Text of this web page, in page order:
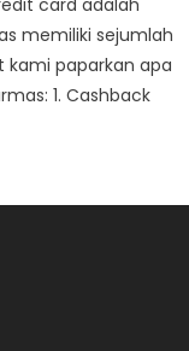
memiliki sejumlah
kami paparkan apa
1. Cashback